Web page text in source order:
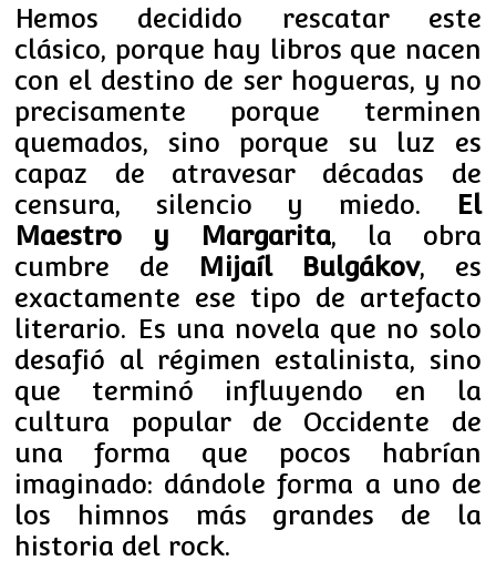
Hemos decidido rescatar este
clásico, porque hay libros que nacen
con el destino de ser hogueras, y no
precisamente porque terminen
quemados, sino porque su luz es
capaz de atravesar décadas de
censura, silencio y miedo.
El
Maestro y Margarita, la obra
cumbre de
Mijaíl Bulgákov, es
exactamente ese tipo de artefacto
literario. Es una novela que no solo
desafió al régimen estalinista, sino
que terminó influyendo en la
cultura popular de Occidente de
una forma que pocos habrían
imaginado: dándole forma a uno de
los himnos más grandes de la
historia del rock.